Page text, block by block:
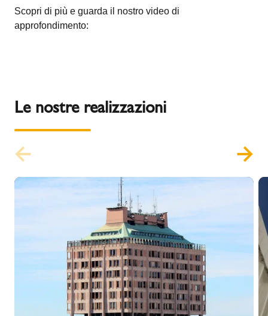
Scopri di più e guarda il nostro video di
approfondimento:
Le nostre realizzazioni